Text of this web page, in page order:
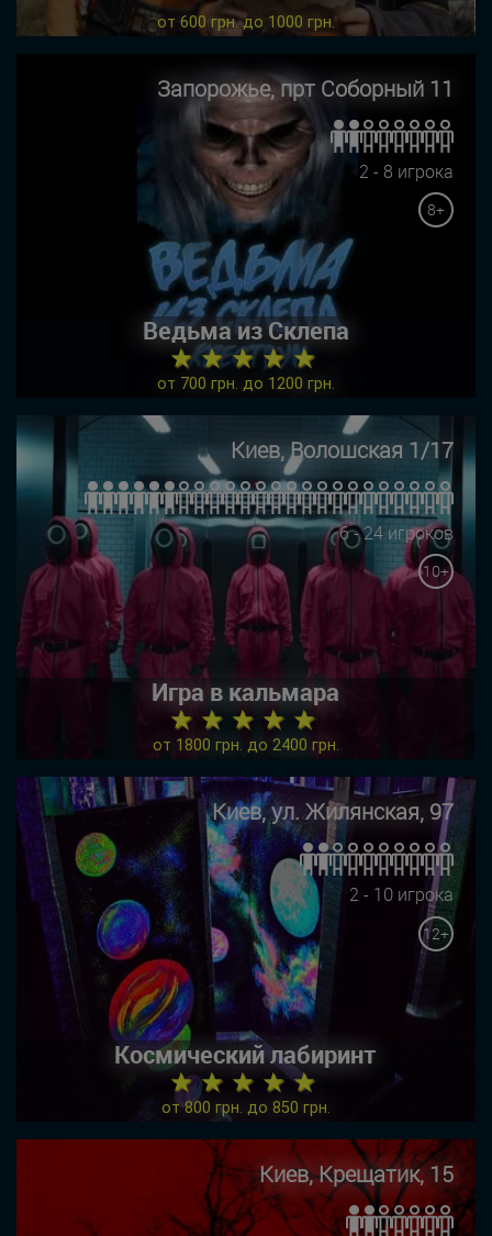
от 600 грн. до 1000 грн.
Запорожье, прт Соборный 11
2 - 8 игрока
8+
Ведьма из Склепа
★ ★ ★ ★ ★
от 700 грн. до 1200 грн.
Киев, Волошская 1/17
6 - 24 игроков
10+
Игра в кальмара
★ ★ ★ ★ ★
от 1800 грн. до 2400 грн.
Киев, ул. Жилянская, 97
2 - 10 игрока
12+
Космический лабиринт
★ ★ ★ ★ ★
от 800 грн. до 850 грн.
Киев, Крещатик, 15